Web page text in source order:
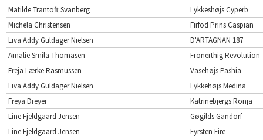
Matilde Trantoft Svanberg
Lykkeshøjs Cyperb
Michela Christensen
Firfod Prins Caspian
Liva Addy Guldager Nielsen
D'ARTAGNAN 187
Amalie Smila Thomasen
Fronerthig Revolution
Freja Lærke Rasmussen
Vasehøjs Pashia
Liva Addy Guldager Nielsen
Lykkehøjs Medina
Freya Dreyer
Katrinebjergs Ronja
Line Fjeldgaard Jensen
Gøgilds Gandorf
Line Fjeldgaard Jensen
Fyrsten Fire